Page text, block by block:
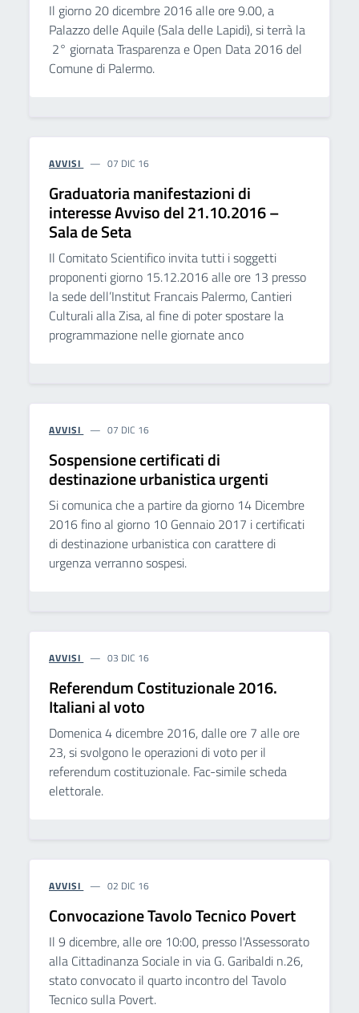
Il giorno 20 dicembre 2016 alle ore 9.00, a
Palazzo delle Aquile (Sala delle Lapidi), si terrà la
2° giornata Trasparenza e Open Data 2016 del
Comune di Palermo.
AVVISI 07 DIC 16
Graduatoria manifestazioni di
interesse Avviso del 21.10.2016 –
Sala de Seta
Il Comitato Scientifico invita tutti i soggetti
proponenti giorno 15.12.2016 alle ore 13 presso
la sede dell’Institut Francais Palermo, Cantieri
Culturali alla Zisa, al fine di poter spostare la
programmazione nelle giornate anco
AVVISI 07 DIC 16
Sospensione certificati di
destinazione urbanistica urgenti
Si comunica che a partire da giorno 14 Dicembre
2016 fino al giorno 10 Gennaio 2017 i certificati
di destinazione urbanistica con carattere di
urgenza verranno sospesi.
AVVISI 03 DIC 16
Referendum Costituzionale 2016.
Italiani al voto
Domenica 4 dicembre 2016, dalle ore 7 alle ore
23, si svolgono le operazioni di voto per il
referendum costituzionale. Fac-simile scheda
elettorale.
AVVISI 02 DIC 16
Convocazione Tavolo Tecnico Povert
Il 9 dicembre, alle ore 10:00, presso l'Assessorato
alla Cittadinanza Sociale in via G. Garibaldi n.26,
stato convocato il quarto incontro del Tavolo
Tecnico sulla Povert.